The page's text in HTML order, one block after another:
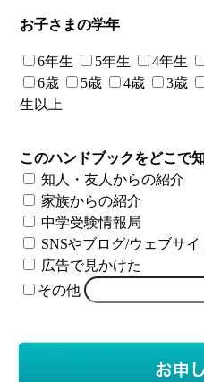
お子さまの学年
6年生 5年生 4年生
6歳
5歳 4歳 3歳
生以上
このハンドブックをどこで
知人・友人からの紹介
家族からの紹介
中学受験情報局
SNSやブログ/ウェブサ
広告で見かけた
その他